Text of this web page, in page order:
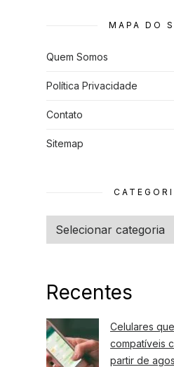
MAPA DO
Quem Somos
Política Privacidade
Contato
Sitemap
Categorias
Recentes
Celulares
compatíveis
partir de